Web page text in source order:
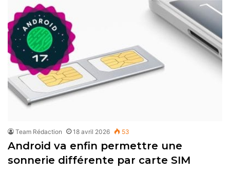
Team Rédaction 18 avril 2026 53
Android va enfin permettre une
sonnerie différente par carte SIM